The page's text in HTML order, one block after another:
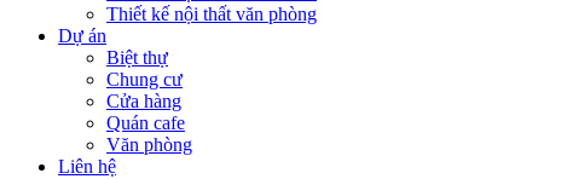
Thiết kế nội thất văn phòng
Dự án
Biệt thự
Chung cư
Cửa hàng
Quán cafe
Văn phòng
Liên hệ